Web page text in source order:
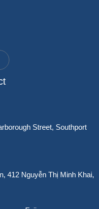
Street, Southport
412 Nguyễn Thị Minh Khai,